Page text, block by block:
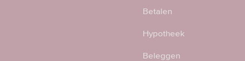
Betalen
Hypotheek
Beleggen